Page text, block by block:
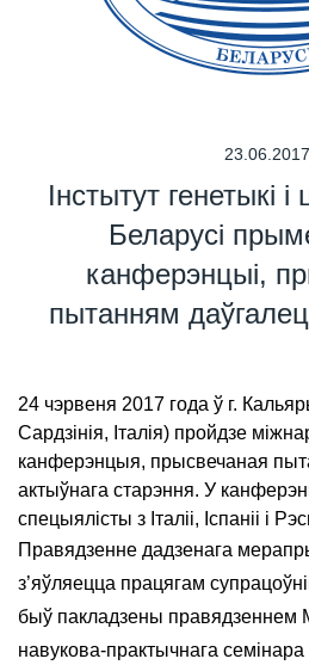
23.06.2017
Інстытут генетыкі
Беларусі
канферэнцыі,
пытанням
24 чэрвеня 2017 года ў г.
Сардзінія, Італія) пройдзе
канферэнцыя, прысвечаная
актыўнага старэння. У
спецыялісты з Італіі, Іспаніі і
Правядзенне дадзенага
з’яўляецца працягам
быў пакладзены правядзеннем
навукова-практычнага